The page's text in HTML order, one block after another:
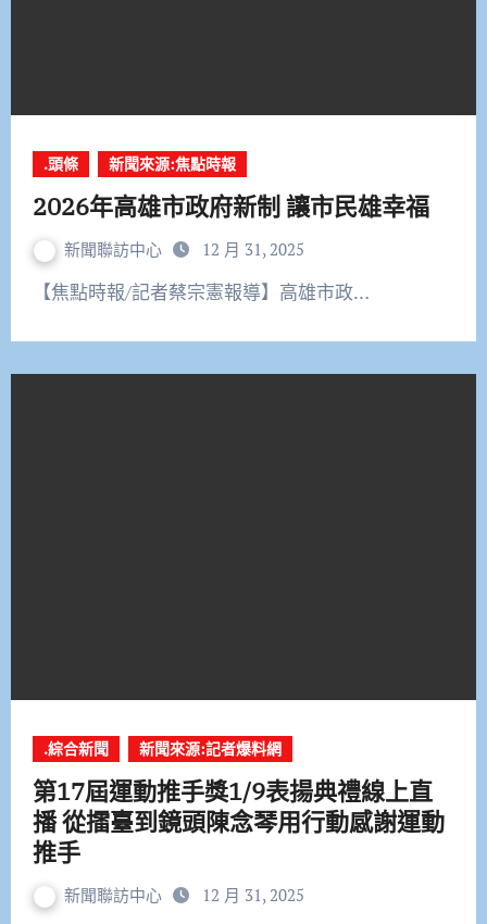
.頭條 新聞來源:焦點時報
2026年高雄市政府新制 讓市民雄幸福
新聞聯訪中心 12 月 31, 2025
【焦點時報/記者蔡宗憲報導】高雄市政…
.綜合新聞 新聞來源:記者爆料網
第17屆運動推手獎1/9表揚典禮線上直
播 從擂臺到鏡頭陳念琴用行動感謝運動
推手
新聞聯訪中心 12 月 31, 2025